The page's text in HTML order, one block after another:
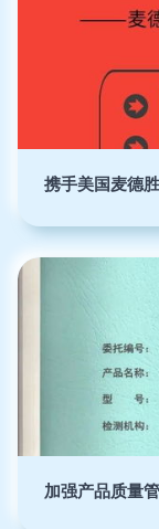
携手美国麦德
加强产品质量